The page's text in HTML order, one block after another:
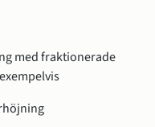
med fraktionerade